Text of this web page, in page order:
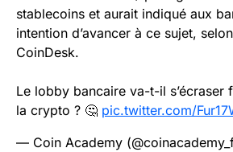
stablecoins et aurait indiqué aux
intention d’avancer à ce sujet,
CoinDesk.
Le lobby bancaire va-t-il s’écraser
la crypto ? 🤔 pic.twitter.com/
— Coin Academy